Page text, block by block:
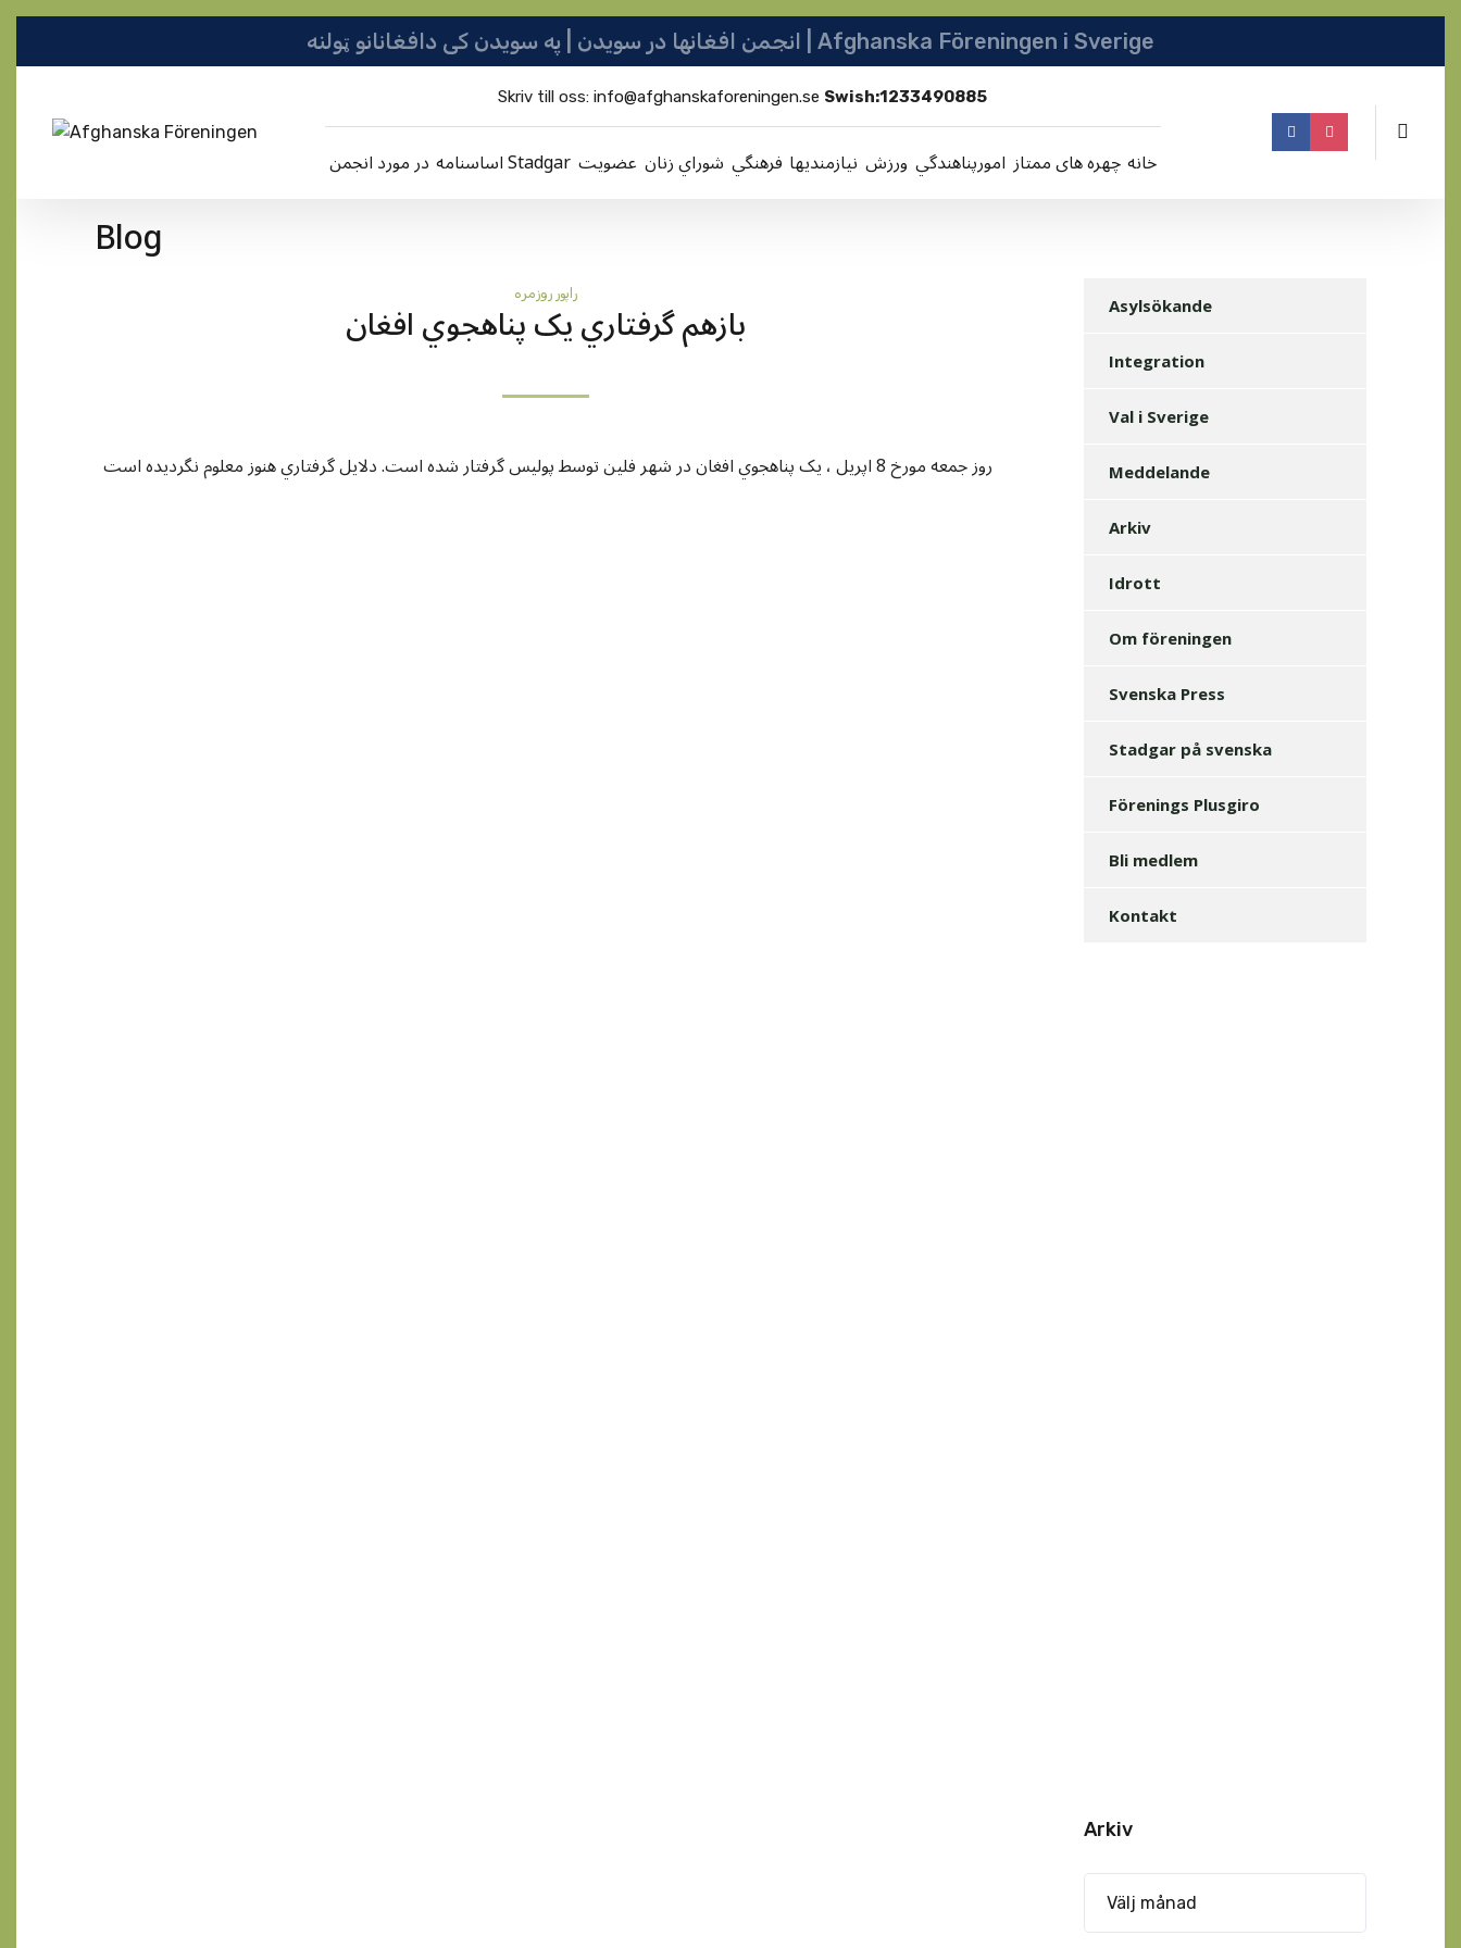
انجمن افغانها در سویدن | په سویدن کی دافغانانو ټولنه | Afghanska Föreningen i Sverige
Skriv till oss:info@afghanskaforeningen.se Swish:1233490885
در مورد انجمن اساسنامه Stadgar عضویت شوراي زنان فرهنگي نيازمنديها ورزش امورپناهندگي چهره های ممتازخانه
Blog
راپور روزمره
بازهم گرفتاري يک پناهجوي افغان Asylsökande
Integration
Val i Sverige
Meddelande
Arkiv
Idrott
Om föreningen
Svenska Press
Stadgar på svenska
Förenings Plusgiro
Bli medlem
Kontakt
Arkiv